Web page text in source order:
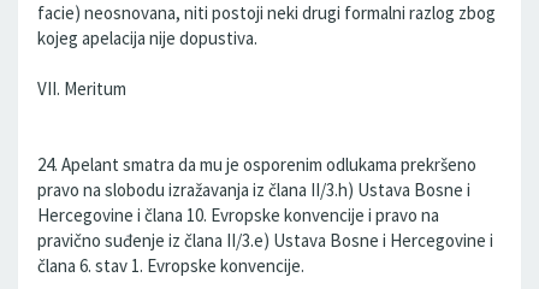
facie) neosnovana, niti postoji neki drugi formalni razlog zbog
kojeg apelacija nije dopustiva.
VII. Meritum
24. Apelant smatra da mu je osporenim odlukama prekršeno
pravo na slobodu izražavanja iz člana II/3.h) Ustava Bosne i
Hercegovine i člana 10. Evropske konvencije i pravo na
pravično suđenje iz člana II/3.e) Ustava Bosne i Hercegovine i
člana 6. stav 1. Evropske konvencije.